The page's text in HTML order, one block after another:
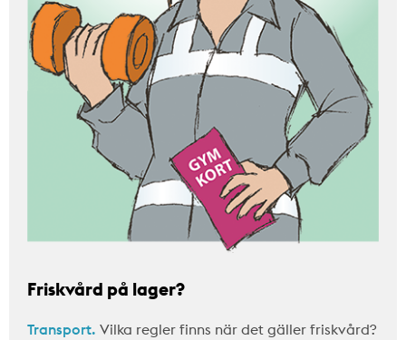
Friskvård på lager?
Transport. Vilka regler finns när det gäller friskvård?